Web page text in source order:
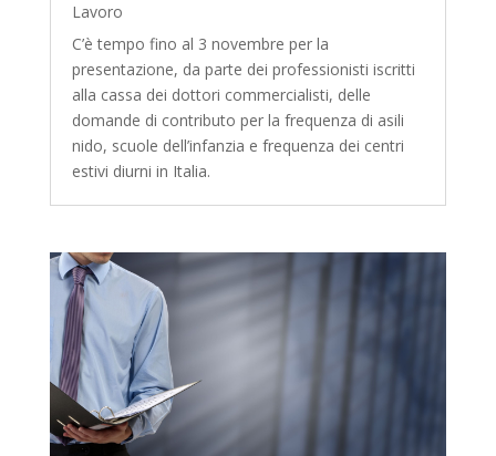
Lavoro
C’è tempo fino al 3 novembre per la
presentazione, da parte dei professionisti iscritti
alla cassa dei dottori commercialisti, delle
domande di contributo per la frequenza di asili
nido, scuole dell’infanzia e frequenza dei centri
estivi diurni in Italia.